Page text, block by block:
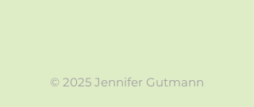
© 2025 Jennifer Gutmann